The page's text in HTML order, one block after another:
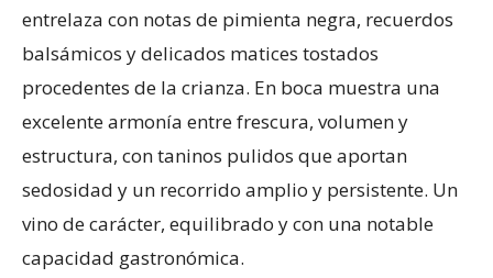
entrelaza con notas de pimienta negra, recuerdos
balsámicos y delicados matices tostados
procedentes de la crianza. En boca muestra una
excelente armonía entre frescura, volumen y
estructura, con taninos pulidos que aportan
sedosidad y un recorrido amplio y persistente. Un
vino de carácter, equilibrado y con una notable
capacidad gastronómica.